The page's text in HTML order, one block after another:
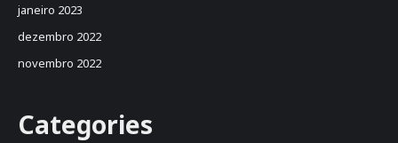
janeiro 2023
dezembro 2022
novembro 2022
Categories